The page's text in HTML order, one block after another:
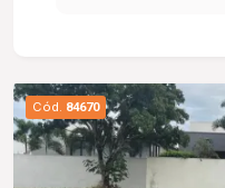
Cód. 84670